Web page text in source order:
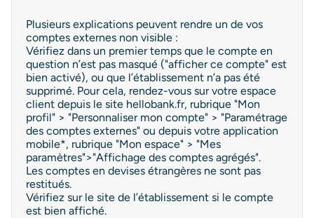
Plusieurs explications peuvent rendre un de vos
comptes externes non visible :
Vérifiez dans un premier temps que le compte en
question n’est pas masqué ("afficher ce compte" est
bien activé), ou que l’établissement n’a pas été
supprimé. Pour cela, rendez-vous sur votre espace
client depuis le site hellobank.fr, rubrique "Mon
profil" > "Personnaliser mon compte" > "Paramétrage
des comptes externes" ou depuis votre application
mobile*, rubrique "Mon espace" > "Mes
paramètres">"Affichage des comptes agrégés".
Les comptes en devises étrangères ne sont pas
restitués.
Vérifiez sur le site de l’établissement si le compte
est bien affiché.